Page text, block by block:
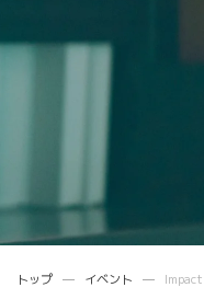
トップ イベント